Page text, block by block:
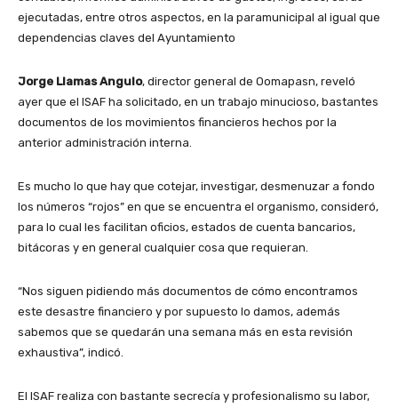
ejecutadas, entre otros aspectos, en la paramunicipal al igual que
dependencias claves del Ayuntamiento
Jorge Llamas Angulo, director general de Oomapasn, reveló
ayer que el ISAF ha solicitado, en un trabajo minucioso, bastantes
documentos de los movimientos financieros hechos por la
anterior administración interna.
Es mucho lo que hay que cotejar, investigar, desmenuzar a fondo
los números “rojos” en que se encuentra el organismo, consideró,
para lo cual les facilitan oficios, estados de cuenta bancarios,
bitácoras y en general cualquier cosa que requieran.
“Nos siguen pidiendo más documentos de cómo encontramos
este desastre financiero y por supuesto lo damos, además
sabemos que se quedarán una semana más en esta revisión
exhaustiva”, indicó.
El ISAF realiza con bastante secrecía y profesionalismo su labor,